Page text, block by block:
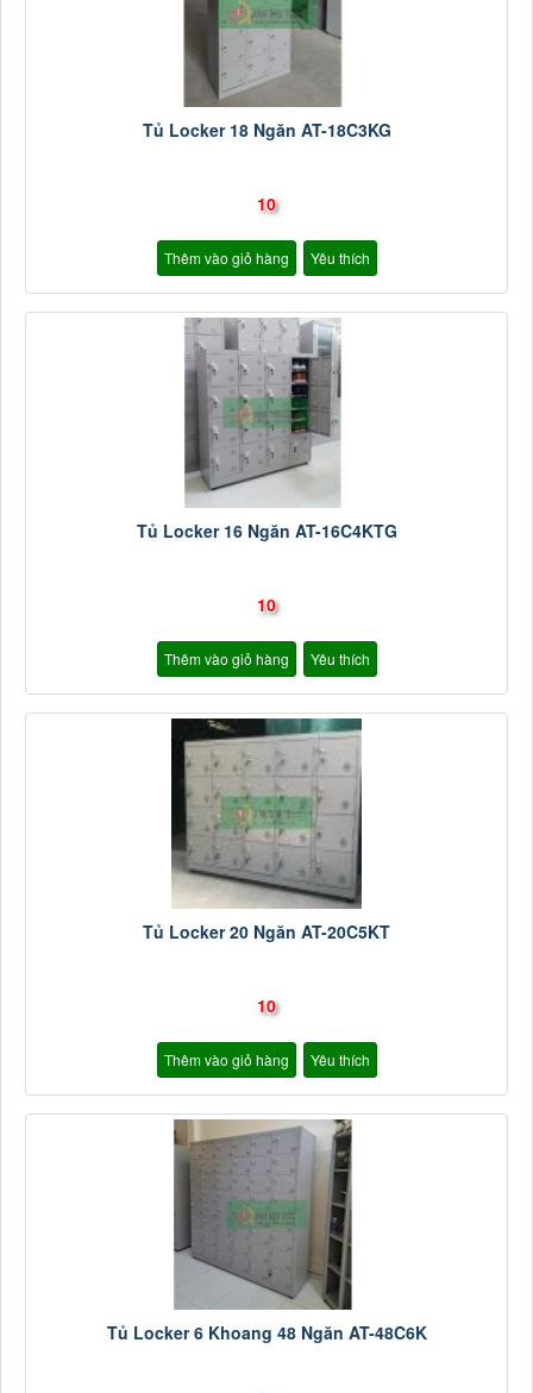
Tủ Locker 18 Ngăn AT-18C3KG
10
Thêm vào giỏ hàng Yêu thích
Tủ Locker 16 Ngăn AT-16C4KTG
10
Thêm vào giỏ hàng Yêu thích
Tủ Locker 20 Ngăn AT-20C5KT
10
Thêm vào giỏ hàng Yêu thích
Tủ Locker 6 Khoang 48 Ngăn AT-48C6K